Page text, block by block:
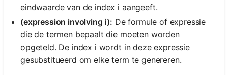
eindwaarde van de index i aangeeft.
(expression involving i): De formule of expressie
die de termen bepaalt die moeten worden
opgeteld. De index i wordt in deze expressie
gesubstitueerd om elke term te genereren.